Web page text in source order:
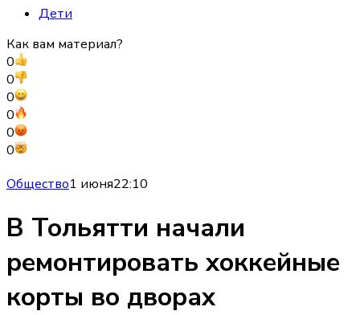
Дети
Как вам материал?
0
0
0
0
0
0
Общество1 июня22:10
В Тольятти начали
ремонтировать хоккейные
корты во дворах